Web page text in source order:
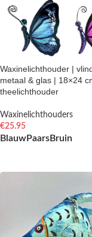
Waxinelichthouder |
metaal & glas | 18×24
theelichthouder
Waxinelichthouders
€25.95
BlauwPaarsBruin